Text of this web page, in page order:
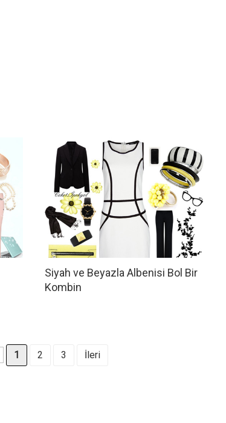
Siyah ve Beyazla Albenisi Bol Bir
Kombin
1 2 3 İleri